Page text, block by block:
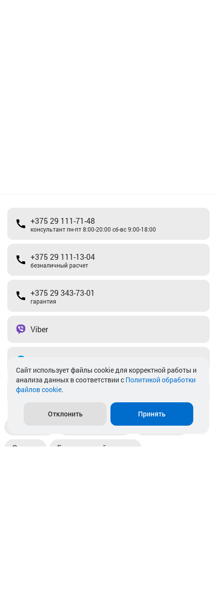
+375 29 111-71-48
консультант пн-пт 8:00-20:00 сб-вс 9:00-18:00
+375 29 111-13-04
безналичный расчет
+375 29 343-73-01
гарантия
Viber
info@akkamulik.by
Пункты выдачи Магазины
Оплата Безналичный расчет
Cайт использует файлы cookie для корректной работы и
анализа данных в соответствии с Политикой обработки
файлов cookie.
Отклонить Принять